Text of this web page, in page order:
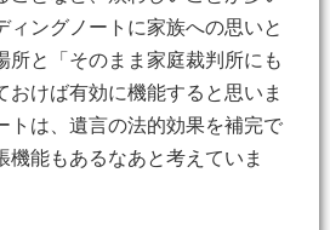
ィングノートに家族への思いと
所と「そのまま家庭裁判所にも
おけば有効に機能すると思いま
トは、遺言の法的効果を補完で
機能もあるなあと考えていま